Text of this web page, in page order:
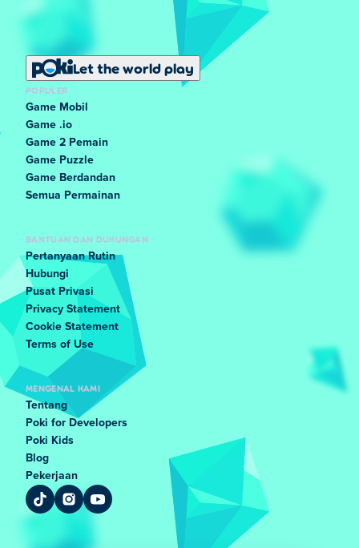
Let the world play
POPULER
Game Mobil
Game .io
Game 2 Pemain
Game Puzzle
Game Berdandan
Semua Permainan
BANTUAN DAN DUKUNGAN
Pertanyaan Rutin
Hubungi
Pusat Privasi
Privacy Statement
Cookie Statement
Terms of Use
MENGENAL KAMI
Tentang
Poki for Developers
Poki Kids
Blog
Pekerjaan